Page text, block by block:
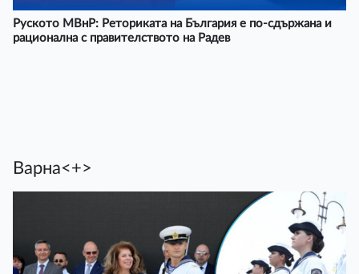
Руското МВнР: Реториката на България е по-сдържана и
рационална с правителството на Радев
Варна<+>